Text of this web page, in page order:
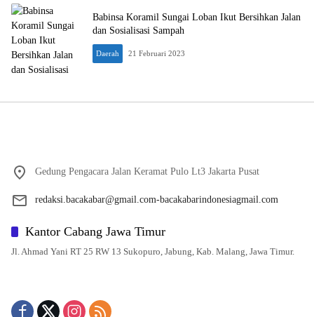
Babinsa Koramil Sungai Loban Ikut Bersihkan Jalan
dan Sosialisasi Sampah
Daerah 21 Februari 2023
Gedung Pengacara Jalan Keramat Pulo Lt3 Jakarta Pusat
redaksi.bacakabar@gmail.com-bacakabarindonesiagmail.com
Kantor Cabang Jawa Timur
Jl. Ahmad Yani RT 25 RW 13 Sukopuro, Jabung, Kab. Malang, Jawa Timur.